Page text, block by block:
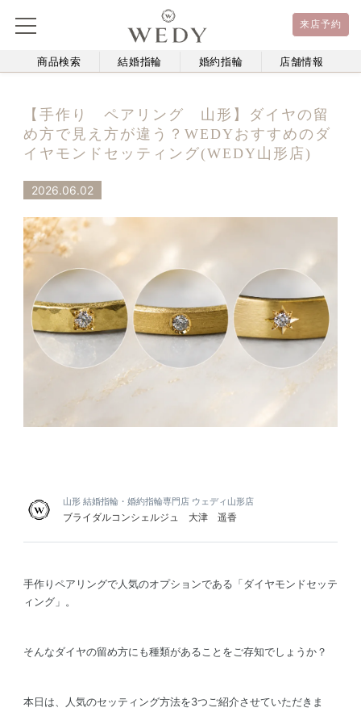
来店予約
商品検索 結婚指輪 婚約指輪 店舗情報
【手作り ペアリング 山形】ダイヤの留
め方で見え方が違う？WEDYおすすめのダ
イヤモンドセッティング(WEDY山形店)
2026.06.02
山形 結婚指輪・婚約指輪専門店 ウェディ山形店
ブライダルコンシェルジュ 大津 遥香
手作りペアリングで人気のオプションである「ダイヤモンドセッテ
ィング」。
そんなダイヤの留め方にも種類があることをご存知でしょうか？
本日は、人気のセッティング方法を3つご紹介させていただきま